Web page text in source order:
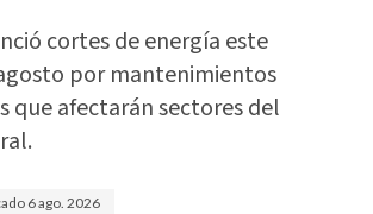
cortes de energía este
por mantenimientos
que afectarán sectores del
6 ago. 2026